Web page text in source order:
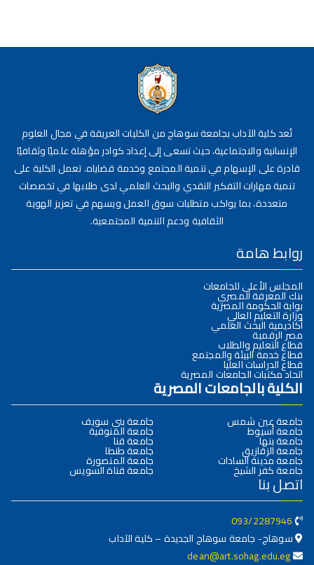
تُعد كلية الآداب بجامعة سوهاج من الكليات العريقة في مجال العلوم
الإنسانية والاجتماعية، حيث تسعى إلى إعداد كوادر مؤهلة علميًا وثقافيًا
قادرة على الإسهام في تنمية المجتمع وخدمة قضاياه. تعمل الكلية على
تنمية مهارات التفكير النقدي والبحث العلمي لدى طلابها في تخصصات
متعددة، بما يواكب متطلبات سوق العمل ويسهم في تعزيز الهوية
الثقافية ودعم التنمية المجتمعية.
روابط هامة
المجلس الأعلى للجامعات
بنك المعرفة المصري
بوابة الحكومة المصرية
وزارة التعليم العالي
أكاديمية البحث العلمي
مصر الرقمية
قطاع التعليم والطلاب
قطاع خدمة البيئة والمجتمع
قطاع الدراسات العليا
اتحاد مكتبات الجامعات المصرية
الكلية بالجامعات المصرية
جامعة عين شمس
جامعة أسيوط
جامعة بنها
جامعة الزقازيق
جامعة مدينة السادات
جامعة كفر الشيخ
جامعة بني سويف
جامعة المنوفية
جامعة قنا
جامعة طنطا
جامعة المنصورة
جامعة قناة السويس
اتصل بنا
093/2287946
سوهاج- جامعة سوهاج الجديدة – كلية الآداب